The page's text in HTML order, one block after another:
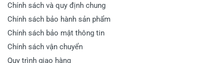
Chính sách và quy định chung
Chính sách bảo hành sản phẩm
Chính sách bảo mật thông tin
Chính sách vận chuyển
Quy trình giao hàng